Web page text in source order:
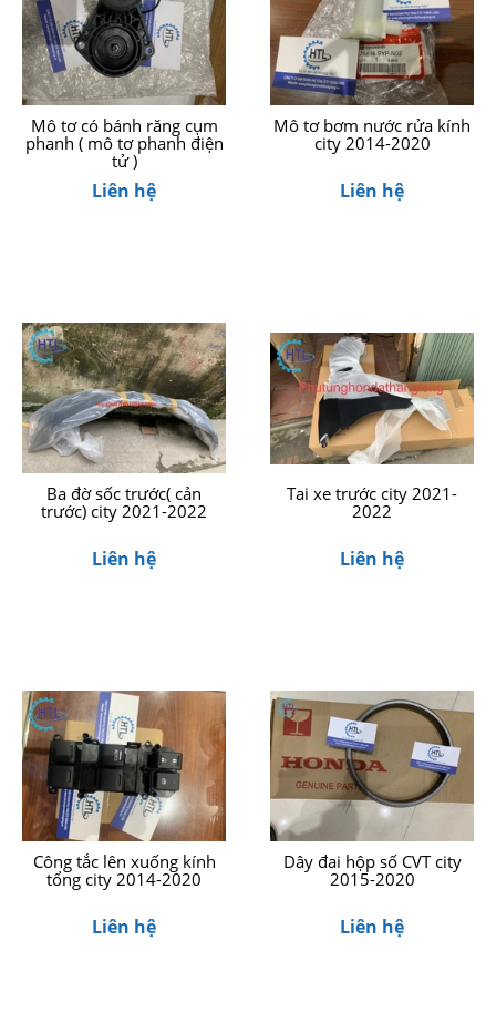
Mô tơ có bánh răng cụm
phanh ( mô tơ phanh điện
tử )
Liên hệ
Mô tơ bơm nước rửa kính
city 2014-2020
Liên hệ
Ba đờ sốc trước( cản
trước) city 2021-2022
Liên hệ
Tai xe trước city 2021-
2022
Liên hệ
Công tắc lên xuống kính
tổng city 2014-2020
Liên hệ
Dây đai hộp số CVT city
2015-2020
Liên hệ